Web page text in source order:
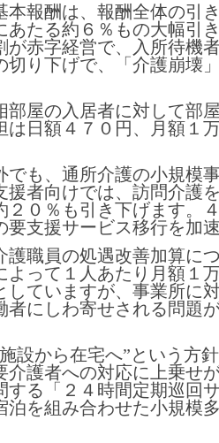
報酬は、報酬全体の引
あたる約６％もの大幅引
が赤字経営で、入所待機
切り下げで、「介護崩壊
屋の入居者に対して部
は日額４７０円、月額１
も、通所介護の小規模
援者向けでは、訪問介護
２０％も引き下げます。
要支援サービス移行を加
職員の処遇改善加算に
よって１人あたり月額１
していますが、事業所に
者にしわ寄せされる問題
設から在宅へ”という方
介護者への対応に上乗せ
する「２４時間定期巡回
泊を組み合わせた小規模